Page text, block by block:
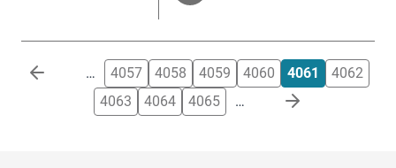
Paginación … 4057 4058 4059 4060 4061
4062
4063
4064 4065 …